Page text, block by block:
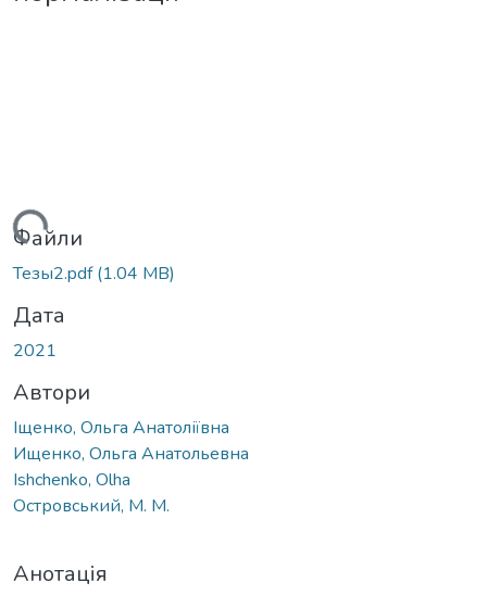
Вантажиться...
Файли
Тезы2.pdf(1.04 MB)
Дата
2021
Автори
Іщенко, Ольга Анатоліївна
Ищенко, Ольга Анатольевна
Ishchenko, Olha
Островський, М. М.
Анотація